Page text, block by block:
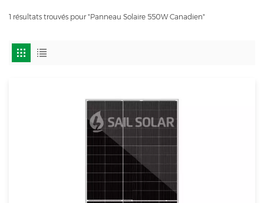
1 résultats trouvés pour "Panneau Solaire 550W Canadien"